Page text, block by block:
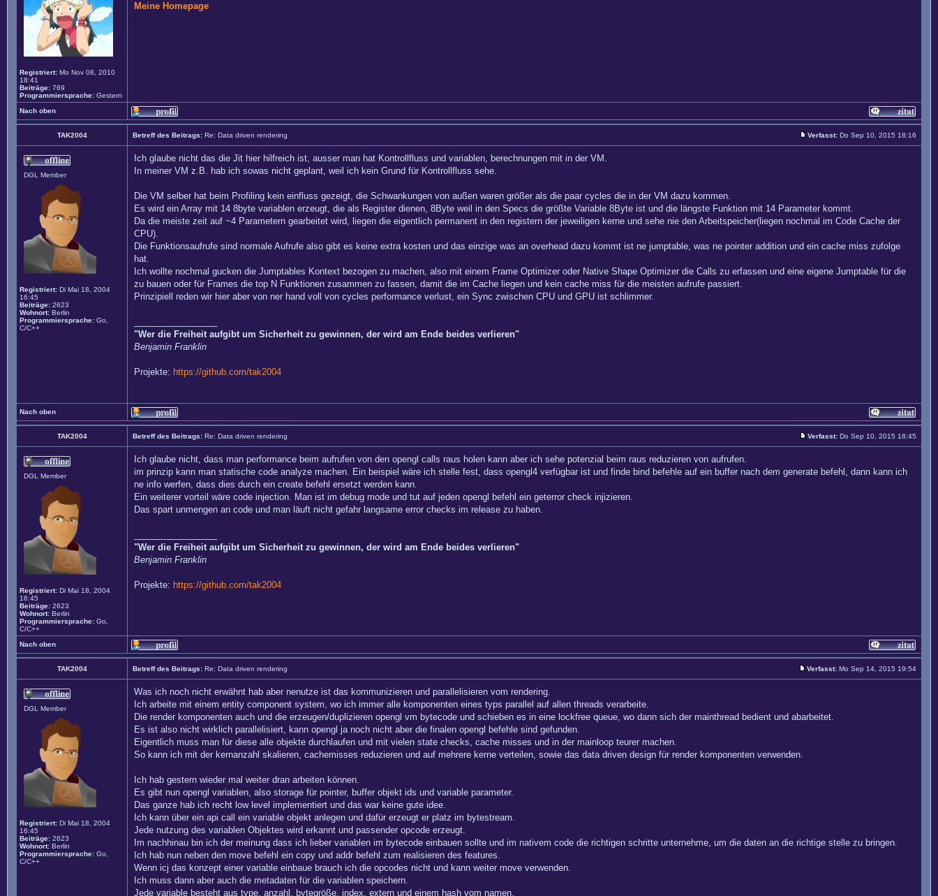
Registriert: Mo Nov 08, 2010
18:41
Beiträge: 769
Programmiersprache: Gestern
Meine Homepage
Nach oben
TAK2004 Betreff des Beitrags: Re: Data driven rendering Verfasst: Do Sep 10, 2015 18:16
DGL Member
Registriert: Di Mai 18, 2004
16:45
Beiträge: 2623
Wohnort: Berlin
Programmiersprache: Go,
C/C++
Ich glaube nicht das die Jit hier hilfreich ist, ausser man hat Kontrollfluss und variablen, berechnungen mit in der VM.
In meiner VM z.B. hab ich sowas nicht geplant, weil ich kein Grund für Kontrollfluss sehe.
Die VM selber hat beim Profiling kein einfluss gezeigt, die Schwankungen von außen waren größer als die paar cycles die in der VM dazu kommen.
Es wird ein Array mit 14 8byte variablen erzeugt, die als Register dienen, 8Byte weil in den Specs die größte Variable 8Byte ist und die längste Funktion mit 14 Parameter kommt.
Da die meiste zeit auf ~4 Parametern gearbeitet wird, liegen die eigentlich permanent in den registern der jeweiligen kerne und sehe nie den Arbeitspeicher(liegen nochmal im Code Cache der
CPU).
Die Funktionsaufrufe sind normale Aufrufe also gibt es keine extra kosten und das einzige was an overhead dazu kommt ist ne jumptable, was ne pointer addition und ein cache miss zufolge
hat.
Ich wollte nochmal gucken die Jumptables Kontext bezogen zu machen, also mit einem Frame Optimizer oder Native Shape Optimizer die Calls zu erfassen und eine eigene Jumptable für die
zu bauen oder für Frames die top N Funktionen zusammen zu fassen, damit die im Cache liegen und kein cache miss für die meisten aufrufe passiert.
Prinzipiell reden wir hier aber von ner hand voll von cycles performance verlust, ein Sync zwischen CPU und GPU ist schlimmer.
"Wer die Freiheit aufgibt um Sicherheit zu gewinnen, der wird am Ende beides verlieren"
Benjamin Franklin
Projekte: https://github.com/tak2004
Nach oben
TAK2004 Betreff des Beitrags: Re: Data driven rendering Verfasst: Do Sep 10, 2015 18:45
DGL Member
Registriert: Di Mai 18, 2004
16:45
Beiträge: 2623
Wohnort: Berlin
Programmiersprache: Go,
C/C++
Ich glaube nicht, dass man performance beim aufrufen von den opengl calls raus holen kann aber ich sehe potenzial beim raus reduzieren von aufrufen.
im prinzip kann man statische code analyze machen. Ein beispiel wäre ich stelle fest, dass opengl4 verfügbar ist und finde bind befehle auf ein buffer nach dem generate befehl, dann kann ich
ne info werfen, dass dies durch ein create befehl ersetzt werden kann.
Ein weiterer vorteil wäre code injection. Man ist im debug mode und tut auf jeden opengl befehl ein geterror check injizieren.
Das spart unmengen an code und man läuft nicht gefahr langsame error checks im release zu haben.
"Wer die Freiheit aufgibt um Sicherheit zu gewinnen, der wird am Ende beides verlieren"
Benjamin Franklin
Projekte: https://github.com/tak2004
Nach oben
TAK2004 Betreff des Beitrags: Re: Data driven rendering Verfasst: Mo Sep 14, 2015 19:54
DGL Member
Registriert: Di Mai 18, 2004
16:45
Beiträge: 2623
Wohnort: Berlin
Programmiersprache: Go,
C/C++
Was ich noch nicht erwähnt hab aber nenutze ist das kommunizieren und parallelisieren vom rendering.
Ich arbeite mit einem entity component system, wo ich immer alle komponenten eines typs parallel auf allen threads verarbeite.
Die render komponenten auch und die erzeugen/duplizieren opengl vm bytecode und schieben es in eine lockfree queue, wo dann sich der mainthread bedient und abarbeitet.
Es ist also nicht wirklich parallelisiert, kann opengl ja noch nicht aber die finalen opengl befehle sind gefunden.
Eigentlich muss man für diese alle objekte durchlaufen und mit vielen state checks, cache misses und in der mainloop teurer machen.
So kann ich mit der kernanzahl skalieren, cachemisses reduzieren und auf mehrere kerne verteilen, sowie das data driven design für render komponenten verwenden.
Ich hab gestern wieder mal weiter dran arbeiten können.
Es gibt nun opengl variablen, also storage für pointer, buffer objekt ids und variable parameter.
Das ganze hab ich recht low level implementiert und das war keine gute idee.
Ich kann über ein api call ein variable objekt anlegen und dafür erzeugt er platz im bytestream.
Jede nutzung des variablen Objektes wird erkannt und passender opcode erzeugt.
Im nachhinau bin ich der meinung dass ich lieber variablen im bytecode einbauen sollte und im nativem code die richtigen schritte unternehme, um die daten an die richtige stelle zu bringen.
Ich hab nun neben den move befehl ein copy und addr befehl zum realisieren des features.
Wenn icj das konzept einer variable einbaue brauch ich die opcodes nicht und kann weiter move verwenden.
Ich muss dann aber auch die metadaten für die variablen speichern.
Jede variable besteht aus type, anzahl, bytegröße, index, extern und einem hash vom namen.